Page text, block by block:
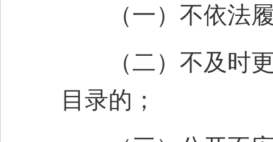
（一）不依法履
（二）不及时更
目录的；